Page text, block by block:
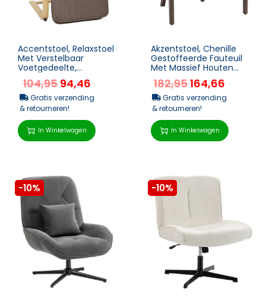
Accentstoel, Relaxstoel
Met Verstelbaar
Voetgedeelte,
Berkenhouten Frame,
Tot 120 Kg, 66,5 X 94 X
10...
104,95 94,46
Gratis verzending
& retourneren!
In Winkelwagen
Akzentstoel, Chenille
Gestoffeerde Fauteuil
Met Massief Houten
Frame En Poten, Beige
182,95164,66
Gratis verzending
& retourneren!
In Winkelwagen
-10% -10%